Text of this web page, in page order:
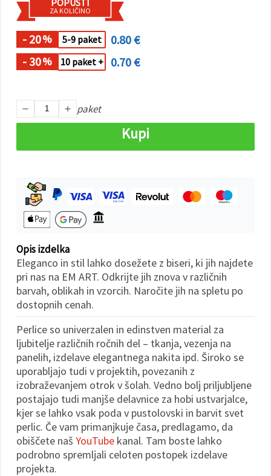
vrste
piškotkov
na gumb
»Shrani«.
Nastavitve
ZA KOLIČINO
- 20% 5-9 paket
0.80 €
- 30% 10 paket + 0.70 €
paket
Kupi
Opis izdelka
Eleganco in stil lahko dosežete z biseri, ki jih najdete
pri nas na EM ART. Odkrijte jih znova v različnih
barvah, oblikah in vzorcih. Naročite jih na spletu po
dostopnih cenah.
Perlice so univerzalen in edinstven material za
ljubitelje različnih ročnih del – tkanja, vezenja na
panelih, izdelave elegantnega nakita ipd. Široko se
uporabljajo tudi v projektih, povezanih z
izobraževanjem otrok v šolah. Vedno bolj priljubljene
postajajo tudi manjše delavnice za hobi ustvarjalce,
kjer se lahko vsak poda v pustolovski in barvit svet
perlic. Če vam primanjkuje časa, predlagamo, da
obiščete naš YouTube kanal. Tam boste lahko
podrobno spremljali celoten postopek izdelave
projekta.